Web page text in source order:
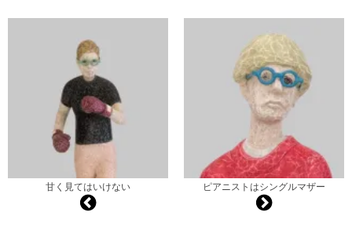
甘く見てはいけない ピアニストはシングルマザー